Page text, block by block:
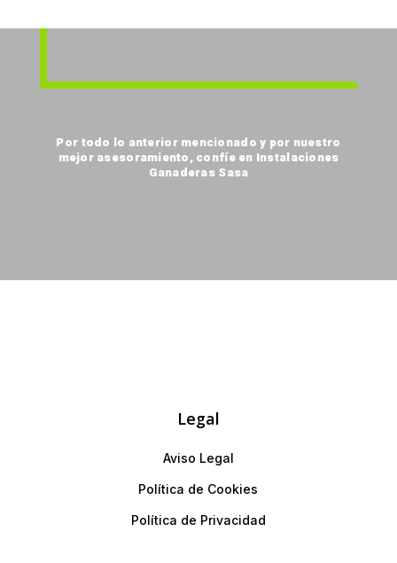
Por todo lo anterior mencionado y por nuestro
mejor asesoramiento, confíe en Instalaciones
Ganaderas Sasa
Legal
Aviso Legal
Política de Cookies
Política de Privacidad